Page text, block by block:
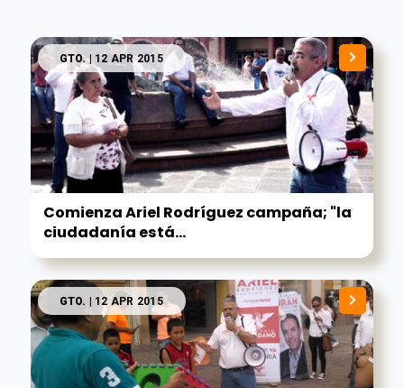
GTO.| 12 APR 2015
Comienza Ariel Rodríguez campaña; "la
ciudadanía está...
GTO. | 12 APR 2015